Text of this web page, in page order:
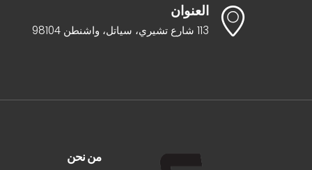
العنوان
113 شارع تشيري، سياتل، واشنطن 98104
من نحن